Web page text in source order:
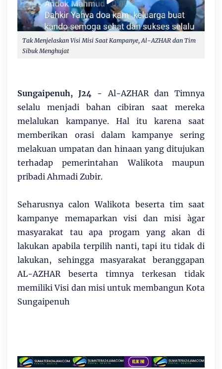
Tak Menjelaskan Visi Misi Saat Kampanye, Al-AZHAR dan Tim
Sibuk Menghujat
Sungaipenuh, J24 - Al-AZHAR dan Timnya
selalu menjadi bahan cibiran saat mereka
melalukan kampanye. Hal itu karena saat
memberikan orasi dalam kampanye sering
melakuan umpatan dan hinaan yang ditujukan
terhadap pemerintahan Walikota maupun
pribadi Ahmadi Zubir.
Seharusnya calon Walikota beserta tim saat
kampanye memaparkan visi dan misi àgar
masyarakat tau apa progam yang akan di
lakukan apabila terpilih nanti, tapi itu tidak di
lakukan, sehingga masyarakat beranggapan
AL-AZHAR beserta timnya terkesan tidak
memiliki Visi dan misi untuk membangun Kota
Sungaipenuh